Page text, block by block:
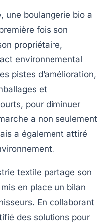
une boulangerie bio a
fois son
propriétaire,
environnemental
pistes d’amélioration,
et
pour diminuer
a non seulement
a également attiré
textile partage son
en place un bilan
En collaborant
des solutions pour